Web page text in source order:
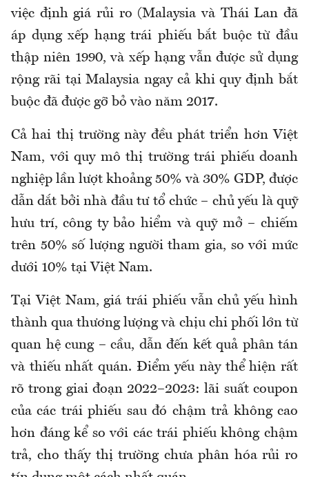
việc định giá rủi ro (Malaysia và Thái Lan đã
áp dụng xếp hạng trái phiếu bắt buộc từ đầu
thập niên 1990, và xếp hạng vẫn được sử dụng
rộng rãi tại Malaysia ngay cả khi quy định bắt
buộc đã được gỡ bỏ vào năm 2017.
Cả hai thị trường này đều phát triển hơn Việt
Nam, với quy mô thị trường trái phiếu doanh
nghiệp lần lượt khoảng 50% và 30% GDP, được
dẫn dắt bởi nhà đầu tư tổ chức – chủ yếu là quỹ
hưu trí, công ty bảo hiểm và quỹ mở – chiếm
trên 50% số lượng người tham gia, so với mức
dưới 10% tại Việt Nam.
Tại Việt Nam, giá trái phiếu vẫn chủ yếu hình
thành qua thương lượng và chịu chi phối lớn từ
quan hệ cung – cầu, dẫn đến kết quả phân tán
và thiếu nhất quán. Điểm yếu này thể hiện rất
rõ trong giai đoạn 2022–2023: lãi suất coupon
của các trái phiếu sau đó chậm trả không cao
hơn đáng kể so với các trái phiếu không chậm
trả, cho thấy thị trường chưa phân hóa rủi ro